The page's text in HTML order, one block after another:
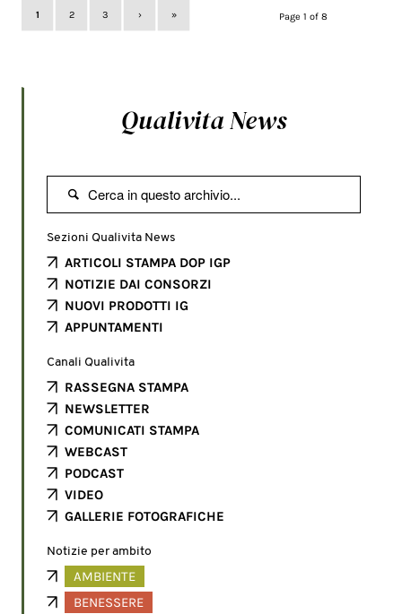
Page 1 of 8
1 2 3 › »
Qualivita News

Sezioni Qualivita News
ARTICOLI STAMPA DOP IGP
NOTIZIE DAI CONSORZI
NUOVI PRODOTTI IG
APPUNTAMENTI
Canali Qualivita
RASSEGNA STAMPA
NEWSLETTER
COMUNICATI STAMPA
WEBCAST
PODCAST
VIDEO
GALLERIE FOTOGRAFICHE
Notizie per ambito
AMBIENTE
BENESSERE